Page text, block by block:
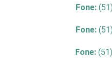
Fone:
Fone:
Fone: